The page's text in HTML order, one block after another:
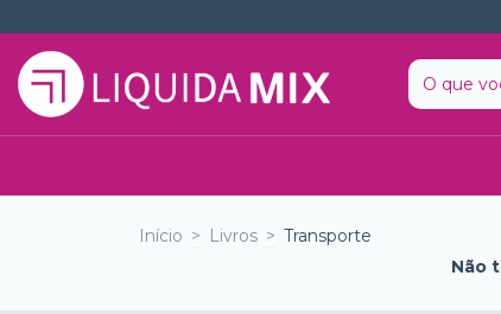
Início > Livros > Transporte
Não